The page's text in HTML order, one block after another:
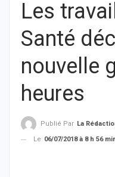
Les
Santé
nouvelle
heures
Publié Par La Rédaction De
Le 06/07/2018 à 8 h 56